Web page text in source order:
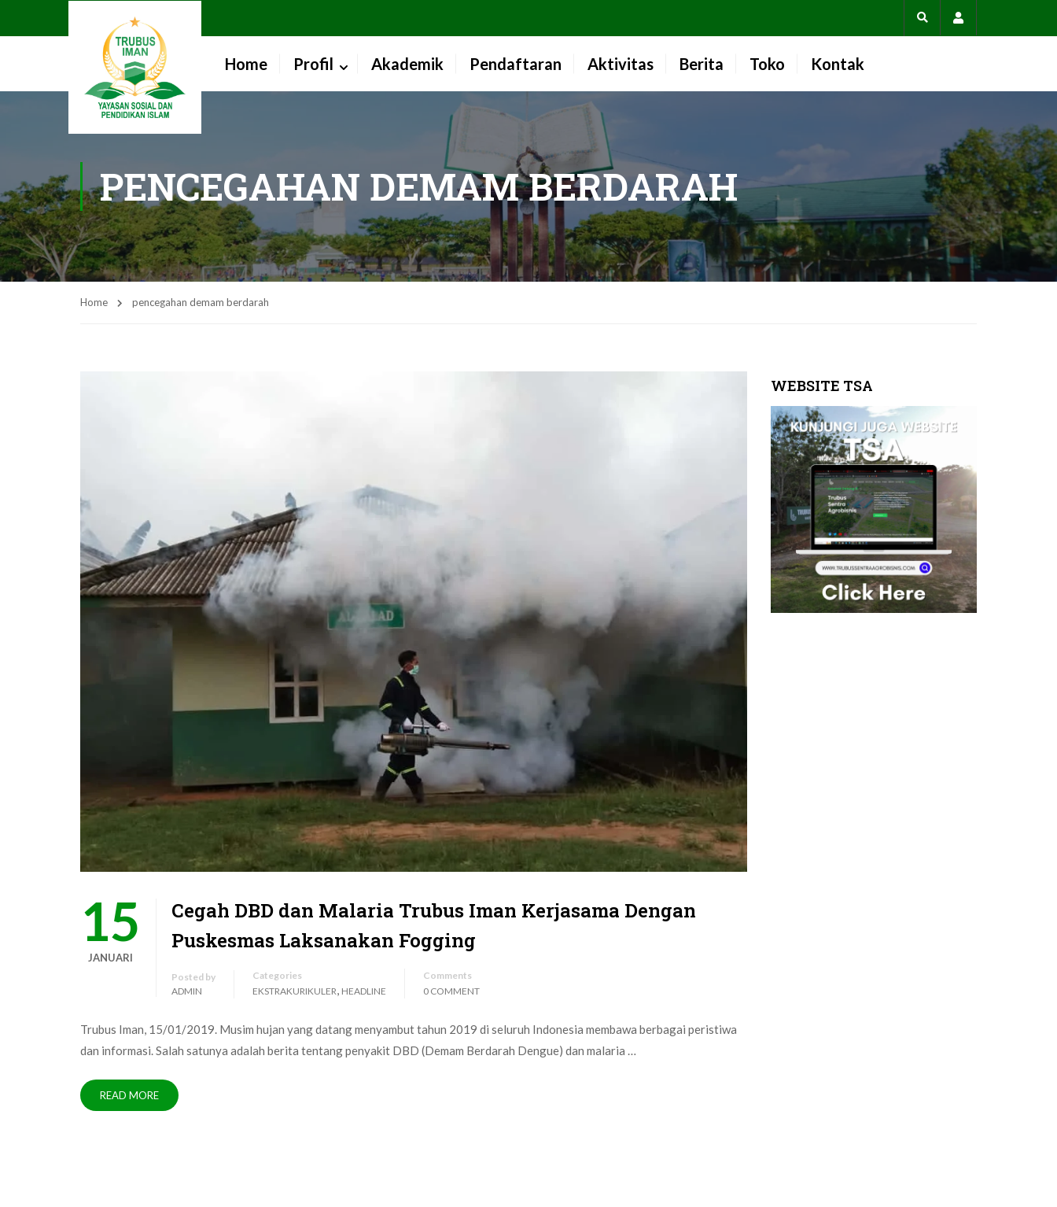
Home Profil Akademik Pendaftaran Aktivitas Berita Toko Kontak
PENCEGAHAN DEMAM BERDARAH
Home pencegahan demam berdarah
15
JANUARI
Cegah DBD dan Malaria Trubus Iman Kerjasama Dengan
Puskesmas Laksanakan Fogging
Posted by
ADMIN
Categories
EKSTRAKURIKULER, HEADLINE
Comments
0 COMMENT
Trubus Iman, 15/01/2019. Musim hujan yang datang menyambut tahun 2019 di seluruh Indonesia membawa berbagai peristiwa
dan informasi. Salah satunya adalah berita tentang penyakit DBD (Demam Berdarah Dengue) dan malaria …
READ MORE
WEBSITE TSA